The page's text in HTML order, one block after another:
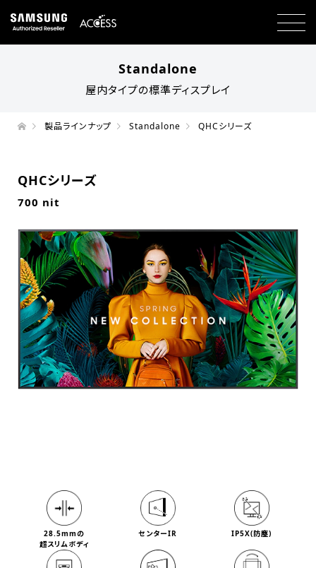
Standalone
屋内タイプの標準ディスプレイ
製品ラインナップ Standalone QHCシリーズ
QHCシリーズ
700 nit
28.5mmの
超スリムボディ
センターIR IP5X(防塵)